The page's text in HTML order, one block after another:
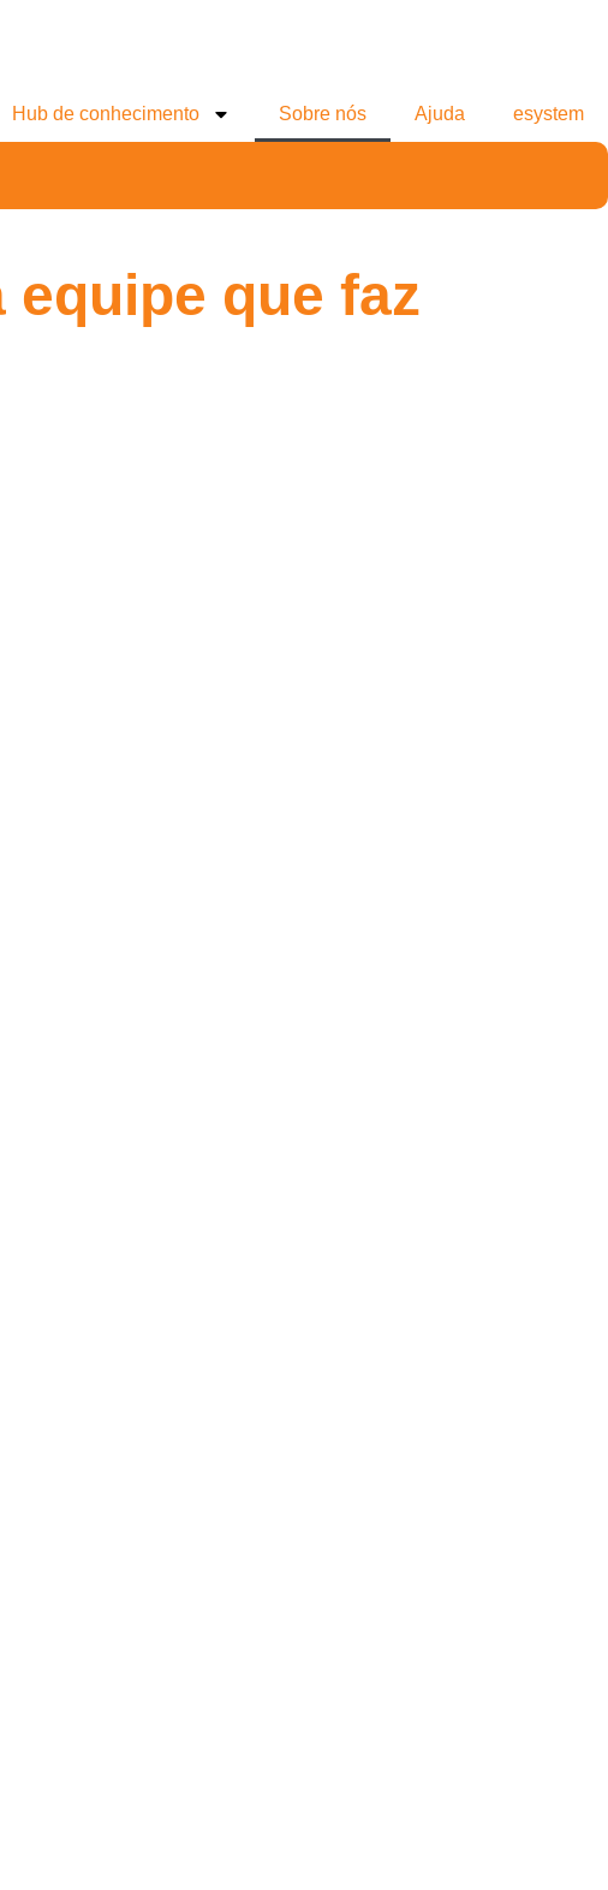
Hub de conhecimento Sobre nós Ajuda esystem
que faz